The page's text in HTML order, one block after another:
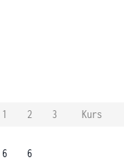
1 2 3
Kurs
6
6